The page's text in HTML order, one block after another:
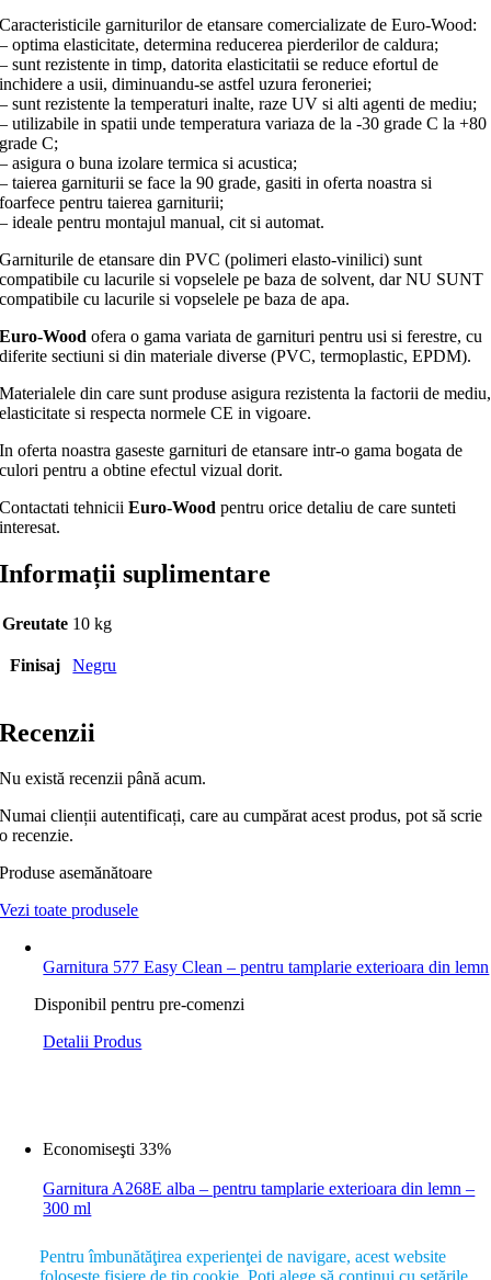
Caracteristicile garniturilor de etansare comercializate de Euro-Wood:
– optima elasticitate, determina reducerea pierderilor de caldura;
– sunt rezistente in timp, datorita elasticitatii se reduce efortul de
inchidere a usii, diminuandu-se astfel uzura feroneriei;
– sunt rezistente la temperaturi inalte, raze UV si alti agenti de mediu;
– utilizabile in spatii unde temperatura variaza de la -30 grade C la +80
grade C;
– asigura o buna izolare termica si acustica;
– taierea garniturii se face la 90 grade, gasiti in oferta noastra si
foarfece pentru taierea garniturii;
– ideale pentru montajul manual, cit si automat.
Garniturile de etansare din PVC (polimeri elasto-vinilici) sunt
compatibile cu lacurile si vopselele pe baza de solvent, dar NU SUNT
compatibile cu lacurile si vopselele pe baza de apa.
Euro-Wood ofera o gama variata de garnituri pentru usi si ferestre, cu
diferite sectiuni si din materiale diverse (PVC, termoplastic, EPDM).
Materialele din care sunt produse asigura rezistenta la factorii de mediu,
elasticitate si respecta normele CE in vigoare.
In oferta noastra gaseste garnituri de etansare intr-o gama bogata de
culori pentru a obtine efectul vizual dorit.
Contactati tehniciiEuro-Wood pentru orice detaliu de care sunteti
interesat.
Informații suplimentare
Greutate 10 kg
Finisaj Negru
Recenzii
Nu există recenzii până acum.
Numai clienții autentificați, care au cumpărat acest produs, pot să scrie
o recenzie.
Produse asemănătoare
Vezi toate produsele
Garnitura 577 Easy Clean – pentru tamplarie exterioara din lemn
Disponibil pentru pre-comenzi
Detalii Produs
Economiseşti 33%
Garnitura A268E alba – pentru tamplarie exterioara din lemn –
300 ml
1.758,73
lei Prețul inițial a fost: 1.758,73 lei. lei
Prețul
curent este: 1.172,49 lei.
Pentru îmbunătăţirea experienţei de navigare, acest website
foloseşte fişiere de tip cookie. Poţi alege să continui cu setările